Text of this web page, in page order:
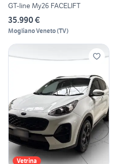
GT-line My26 FACELIFT
35.990 €
Mogliano Veneto(TV)
Vetrina